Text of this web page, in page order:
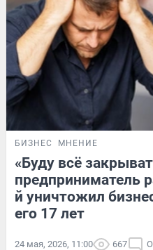
БИЗНЕС МНЕНИЕ
«Буду всё
предприниматель
й уничтожил
его 17 лет
24 мая, 2026, 11:00 667